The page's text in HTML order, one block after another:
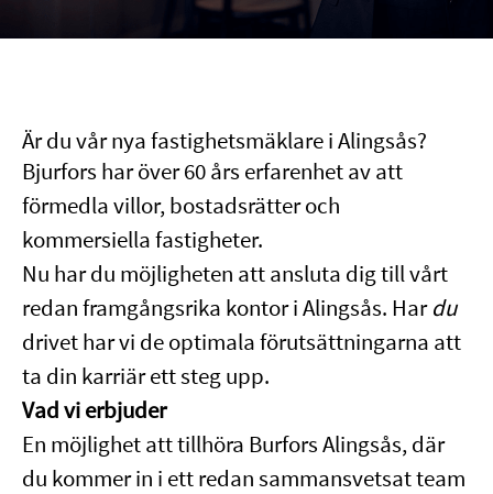
Är du vår nya fastighetsmäklare i Alingsås?
Bjurfors har över 60 års erfarenhet av att
förmedla villor, bostadsrätter och
kommersiella fastigheter.
Nu har du möjligheten att ansluta dig till vårt
redan framgångsrika kontor i Alingsås. Hardu
drivet har vi de optimala förutsättningarna att
ta din karriär ett steg upp.
Vad vi erbjuder
En möjlighet att tillhöra Burfors Alingsås, där
du kommer in i ett redan sammansvetsat team